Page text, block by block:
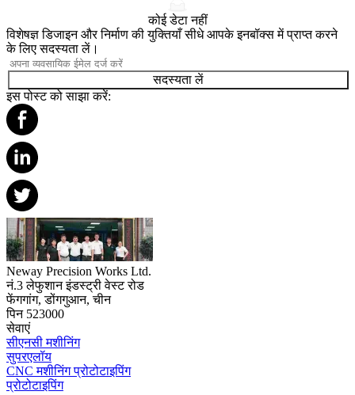
कोई डेटा नहीं
विशेषज्ञ डिजाइन और निर्माण की युक्तियाँ सीधे आपके इनबॉक्स में प्राप्त करने
के लिए सदस्यता लें।
सदस्यता लें
इस पोस्ट को साझा करें:
Neway Precision Works Ltd.
नं.3 लेफुशान इंडस्ट्री वेस्ट रोड
फेंगगांग, डोंगगुआन, चीन
पिन 523000
सेवाएं
सीएनसी मशीनिंग
सुपरएलॉय
CNC मशीनिंग प्रोटोटाइपिंग
प्रोटोटाइपिंग